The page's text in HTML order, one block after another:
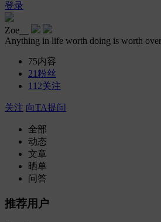
登录
Zoe__
Anything in life worth doing is worth
75内容
21 粉丝
112关注
关注 向TA提问
全部
动态
文章
晒单
问答
推荐用户